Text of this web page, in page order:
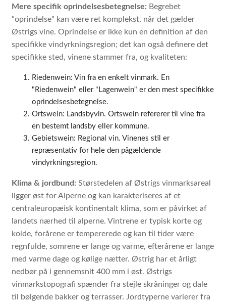
Mere specifik oprindelsesbetegnelse: Begrebet
"oprindelse" kan være ret komplekst, når det gælder
Østrigs vine. Oprindelse er ikke kun en definition af den
specifikke vindyrkningsregion; det kan også definere det
specifikke sted, vinene stammer fra, og kvaliteten:
Riedenwein: Vin fra en enkelt vinmark. En
"Riedenwein" eller "Lagenwein" er den mest specifikke
oprindelsesbetegnelse.
Ortswein: Landsbyvin. Ortswein refererer til vine fra
en bestemt landsby eller kommune.
Gebietswein: Regional vin. Vinenes stil er
repræsentativ for hele den pågældende
vindyrkningsregion.
Klima & jordbund: Størstedelen af Østrigs vinmarksareal
ligger øst for Alperne og kan karakteriseres af et
centraleuropæisk kontinentalt klima, som er påvirket af
landets nærhed til alperne. Vintrene er typisk korte og
kolde, forårene er tempererede og kan til tider være
regnfulde, somrene er lange og varme, efterårene er lange
med varme dage og kølige nætter. Østrig har et årligt
nedbør på i gennemsnit 400 mm i øst. Østrigs
vinmarkstopografi spænder fra stejle skråninger og dale
til bølgende bakker og terrasser. Jordtyperne varierer fra